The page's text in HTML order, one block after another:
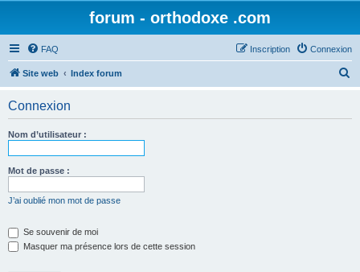
forum - orthodoxe .com
FAQ Connexion
Inscription
Site web Index forum
Connexion
Nom d’utilisateur :
Mot de passe :
J’ai oublié mon mot de passe
Se souvenir de moi
Masquer ma présence lors de cette session